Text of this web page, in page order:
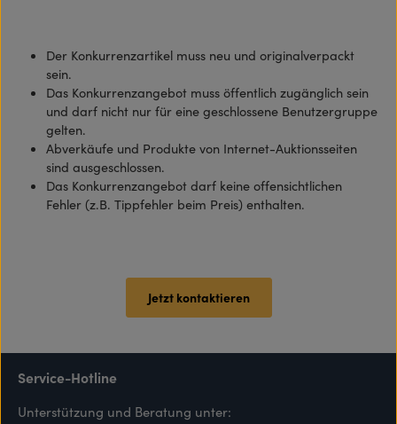
Der Konkurrenzartikel muss neu und originalverpackt
sein.
Das Konkurrenzangebot muss öffentlich zugänglich sein
und darf nicht nur für eine geschlossene Benutzergruppe
gelten.
Abverkäufe und Produkte von Internet-Auktionsseiten
sind ausgeschlossen.
Das Konkurrenzangebot darf keine offensichtlichen
Fehler (z.B. Tippfehler beim Preis) enthalten.
Jetzt kontaktieren
Service-Hotline
Unterstützung und Beratung unter: